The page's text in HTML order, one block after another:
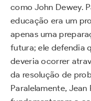
como John Dewey.
educação era um
apenas uma
futura; ele defendia
deveria ocorrer
da resolução de
Paralelamente, Jean